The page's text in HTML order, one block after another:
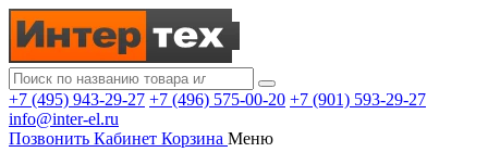
+7 (495) 943-29-27 +7 (496) 575-00-20 +7 (901) 593-29-27
info@inter-el.ru
Позвонить Кабинет Корзина Меню